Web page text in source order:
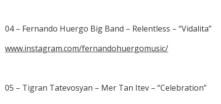
04 – Fernando Huergo Big Band – Relentless – “Vidalita”
www.instagram.com/fernandohuergomusic/
05 – Tigran Tatevosyan – Mer Tan Itev – “Celebration”